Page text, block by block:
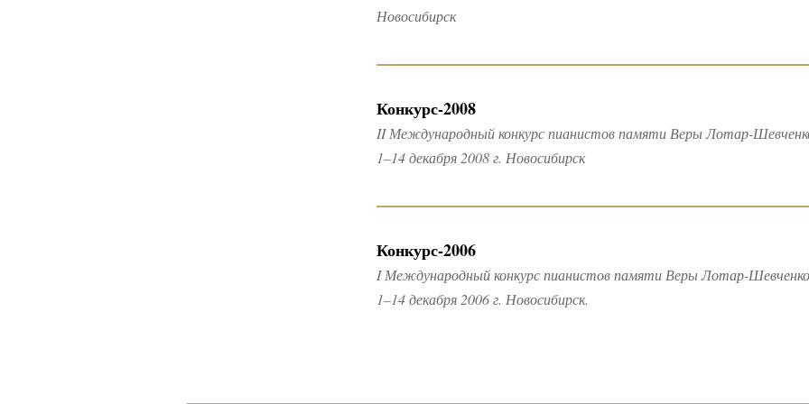
Новосибирск
Конкурс-2008
II Международный конкурс пианистов памяти Веры Лотар-
1–14 декабря 2008 г. Новосибирск
Конкурс-2006
I Международный конкурс пианистов памяти Веры Лотар-Шевченко
1–14 декабря 2006 г. Новосибирск.